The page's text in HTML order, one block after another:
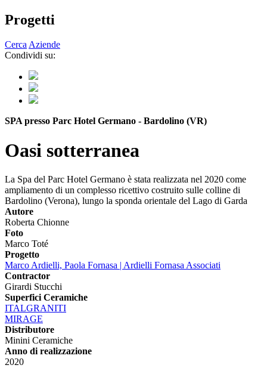
Progetti
CercaAziende
Condividi su:
SPA presso Parc Hotel Germano - Bardolino (VR)
Oasi sotterranea
La Spa del Parc Hotel Germano è stata realizzata nel 2020 come
ampliamento di un complesso ricettivo costruito sulle colline di
Bardolino (Verona), lungo la sponda orientale del Lago di Garda
Autore
Roberta Chionne
Foto
Marco Toté
Progetto
Marco Ardielli, Paola Fornasa | Ardielli Fornasa Associati
Contractor
Girardi Stucchi
Superfici Ceramiche
ITALGRANITI
MIRAGE
Distributore
Minini Ceramiche
Anno di realizzazione
2020